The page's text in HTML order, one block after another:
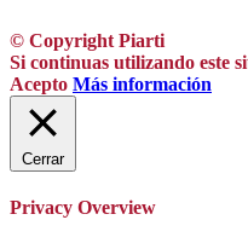
© Copyright Piarti
Si continuas utilizando este
Acepto Más información
Cerrar
Privacy Overview